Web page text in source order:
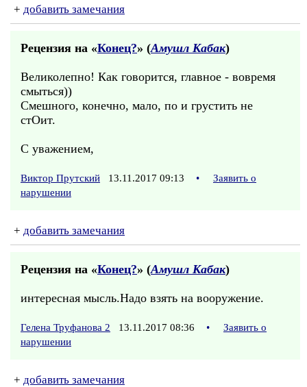
+ добавить замечания
Рецензия на «Конец?» (Амушл Кабак)
Великолепно! Как говорится, главное - вовремя
смыться))
Смешного, конечно, мало, по и грустить не
стОит.
С уважением,
Виктор Прутский 13.11.2017 09:13 •
Заявить о
нарушении
+ добавить замечания
Рецензия на «Конец?» (Амушл Кабак)
интересная мысль.Надо взять на вооружение.
Гелена Труфанова 2 13.11.2017 08:36 •
Заявить о
нарушении
+ добавить замечания